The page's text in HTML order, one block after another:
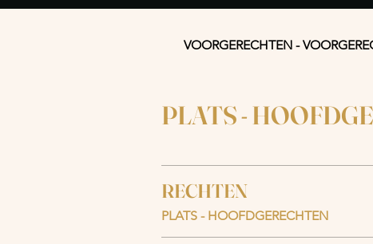
VOORGERECHTEN -
PLATS -
RECHTEN
PLATS - HOOFDGERECHTEN